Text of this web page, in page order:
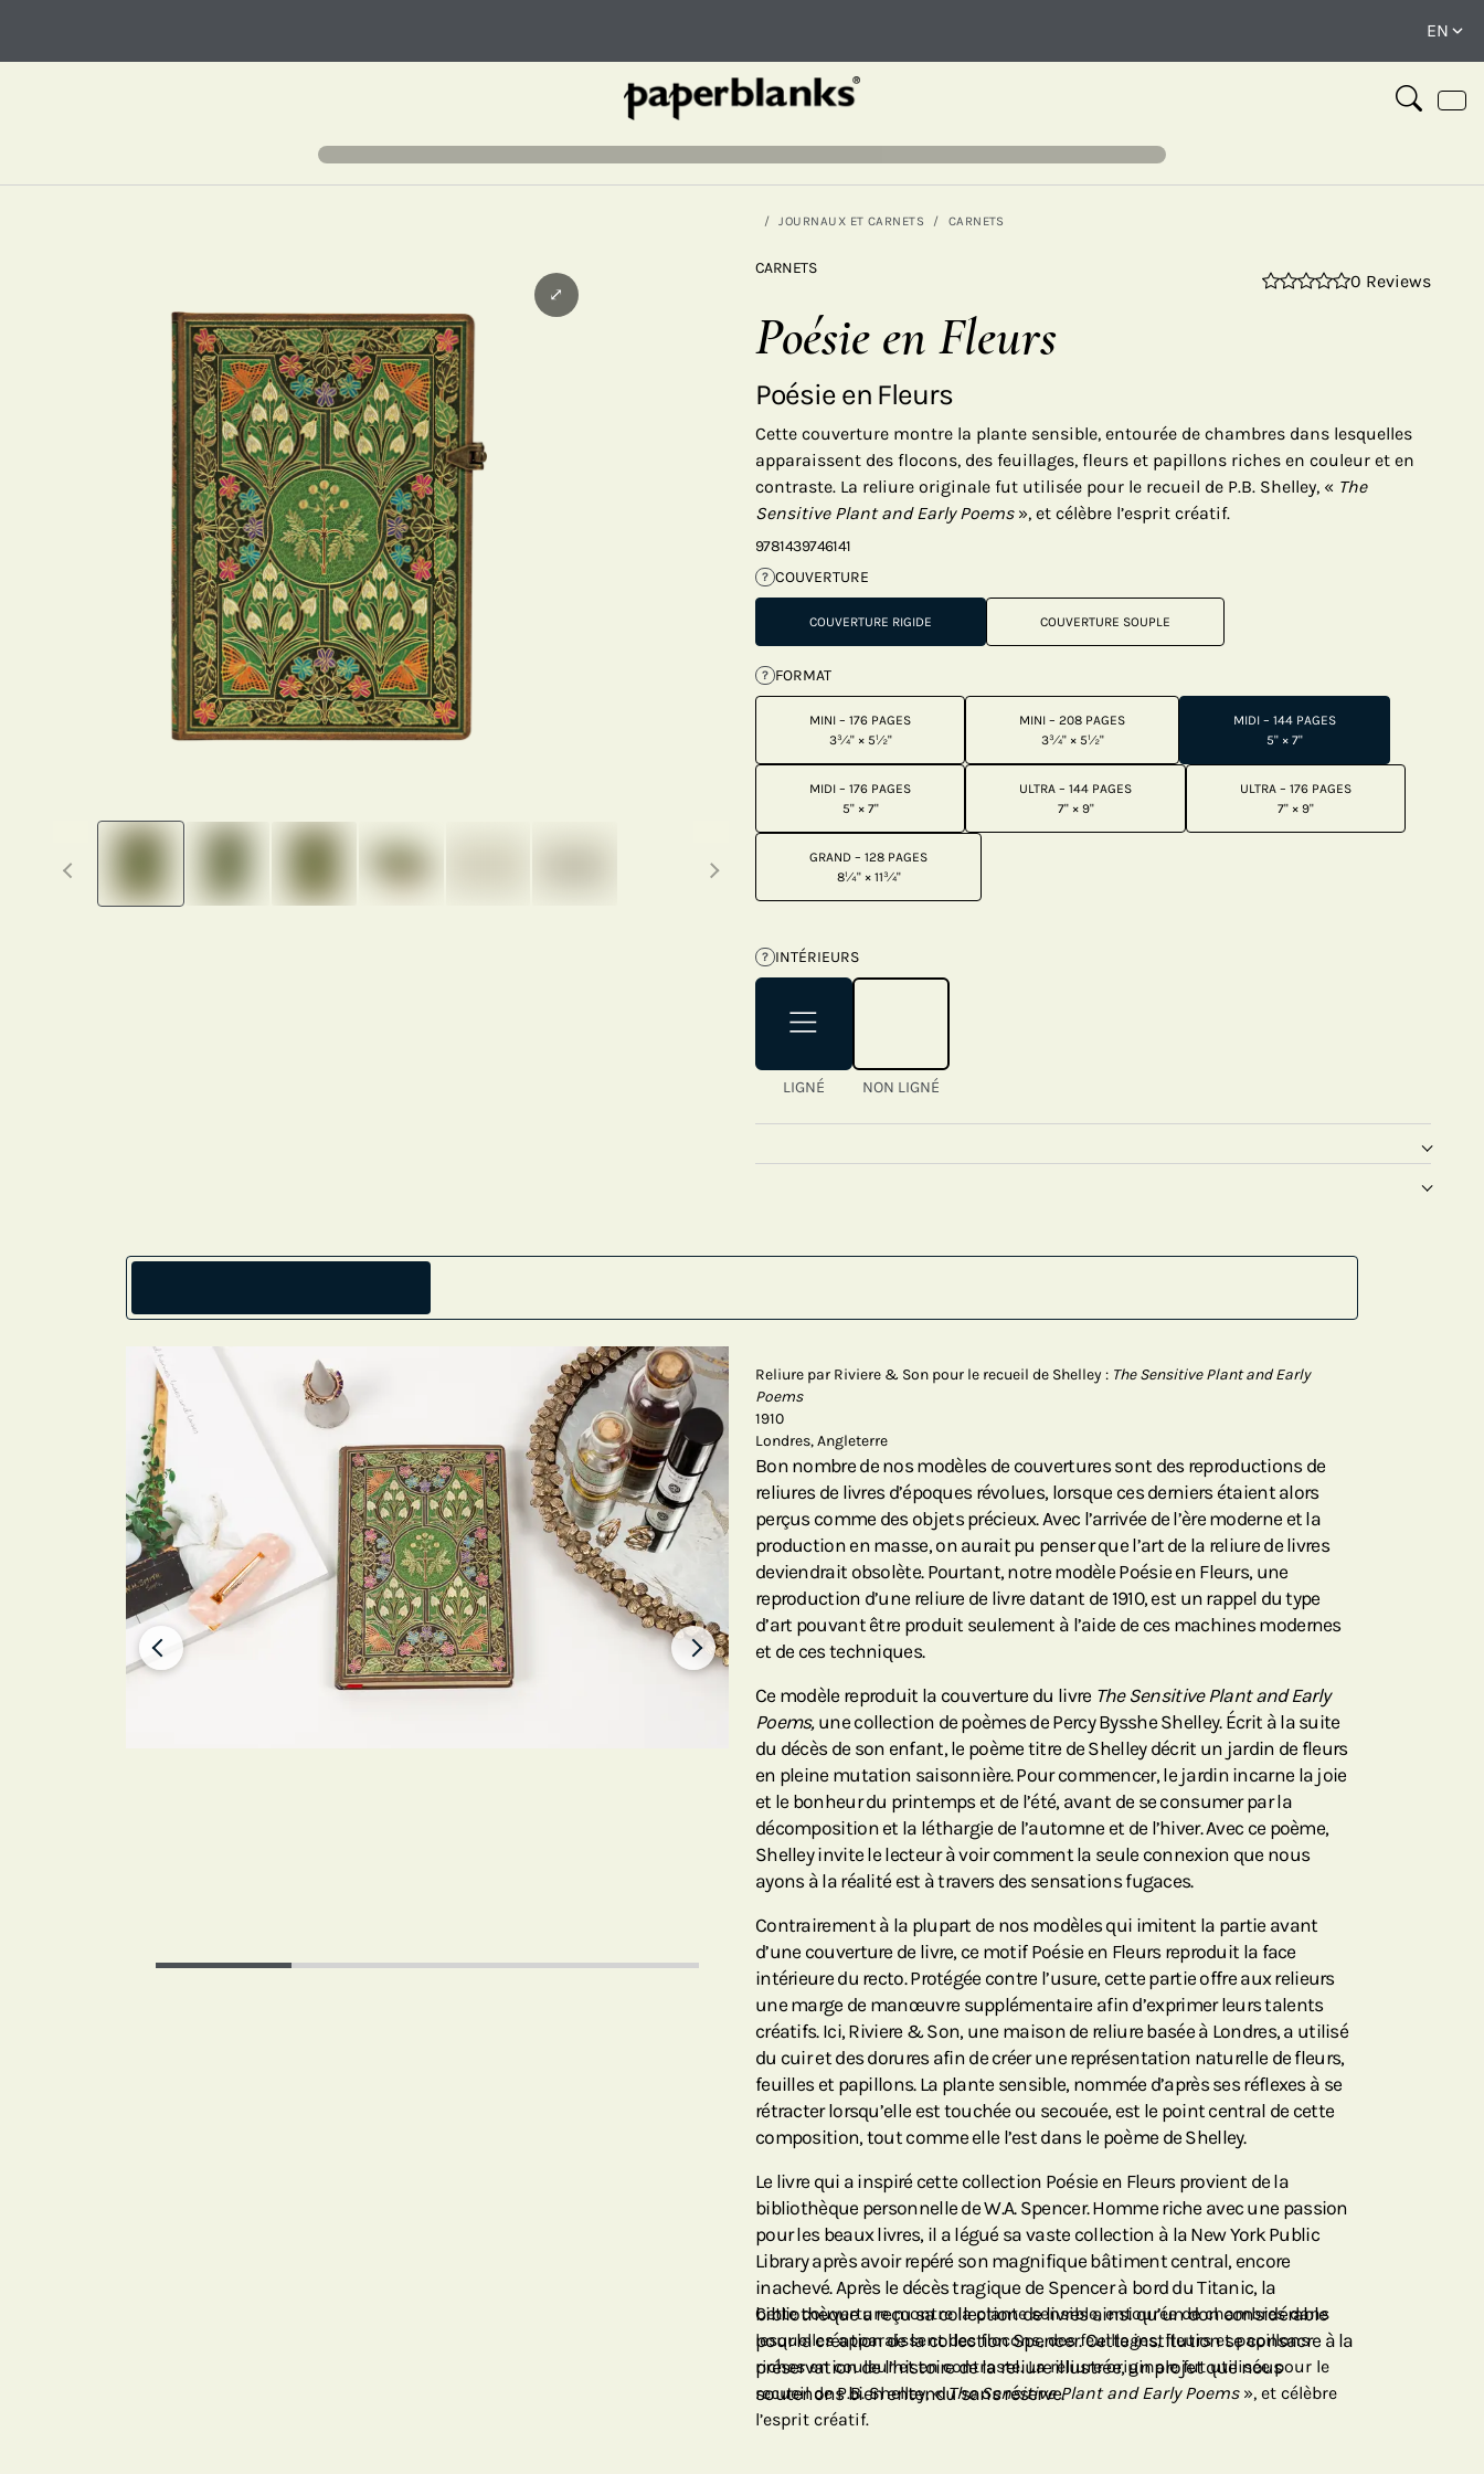
JOURNAUX ET CARNETS CARNETS
Previous thumbnails Next thumbnails
⤢
CARNETS
0 Reviews
Poésie en Fleurs
Poésie en Fleurs
Cette couverture montre la plante sensible, entourée de chambres dans lesquelles
apparaissent des flocons, des feuillages, fleurs et papillons riches en couleur et en
contraste. La reliure originale fut utilisée pour le recueil de P.B. Shelley, « The
Sensitive Plant and Early Poems», et célèbre l’esprit créatif.
9781439746141
? COUVERTURE
COUVERTURE RIGIDE COUVERTURE SOUPLE
? FORMAT
MINI – 176 PAGES
3¾" × 5½"
MINI – 208 PAGES
3¾" × 5½"
MIDI – 144 PAGES
5" × 7"
MIDI – 176 PAGES
5" × 7"
ULTRA – 144 PAGES
7" × 9"
ULTRA – 176 PAGES
7" × 9"
GRAND – 128 PAGES
8¼" × 11¾"
? INTÉRIEURS
LIGNÉ NON LIGNÉ
Reliure par Riviere & Son pour le recueil de Shelley : The Sensitive Plant and Early
Poems
1910
Londres, Angleterre
Bon nombre de nos modèles de couvertures sont des reproductions de
reliures de livres d’époques révolues, lorsque ces derniers étaient alors
perçus comme des objets précieux. Avec l’arrivée de l’ère moderne et la
production en masse, on aurait pu penser que l’art de la reliure de livres
deviendrait obsolète. Pourtant, notre modèle Poésie en Fleurs, une
reproduction d’une reliure de livre datant de 1910, est un rappel du type
d’art pouvant être produit seulement à l’aide de ces machines modernes
et de ces techniques.
Ce modèle reproduit la couverture du livre The Sensitive Plant and Early
Poems,une collection de poèmes de Percy Bysshe Shelley. Écrit à la suite
du décès de son enfant, le poème titre de Shelley décrit un jardin de fleurs
en pleine mutation saisonnière. Pour commencer, le jardin incarne la joie
et le bonheur du printemps et de l’été, avant de se consumer par la
décomposition et la léthargie de l’automne et de l’hiver. Avec ce poème,
Shelley invite le lecteur à voir comment la seule connexion que nous
ayons à la réalité est à travers des sensations fugaces.
Contrairement à la plupart de nos modèles qui imitent la partie avant
d’une couverture de livre, ce motif Poésie en Fleurs reproduit la face
intérieure du recto. Protégée contre l’usure, cette partie offre aux relieurs
une marge de manœuvre supplémentaire afin d’exprimer leurs talents
créatifs. Ici, Riviere & Son, une maison de reliure basée à Londres, a utilisé
du cuir et des dorures afin de créer une représentation naturelle de fleurs,
feuilles et papillons. La plante sensible, nommée d’après ses réflexes à se
rétracter lorsqu’elle est touchée ou secouée, est le point central de cette
composition, tout comme elle l’est dans le poème de Shelley.
Le livre qui a inspiré cette collection Poésie en Fleurs provient de la
bibliothèque personnelle de W.A. Spencer. Homme riche avec une passion
pour les beaux livres, il a légué sa vaste collection à la New York Public
Library après avoir repéré son magnifique bâtiment central, encore
inachevé. Après le décès tragique de Spencer à bord du Titanic, la
bibliothèque a reçu sa collection de livres ainsi qu’un don considérable
pour la création de la collection Spencer. Cette institution se consacre à la
préservation de l’histoire de la reliure illustrée, un projet que nous
soutenons bien entendu sans réserve.
Cette couverture montre la plante sensible, entourée de chambres dans
lesquelles apparaissent des flocons, des feuillages, fleurs et papillons
riches en couleur et en contraste. La reliure originale fut utilisée pour le
recueil de P.B. Shelley, «The Sensitive Plant and Early Poems», et célèbre
l’esprit créatif.